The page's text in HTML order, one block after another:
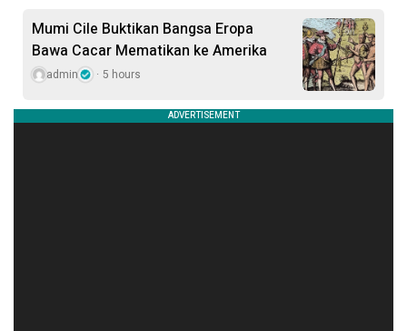
Mumi Cile Buktikan Bangsa Eropa
Bawa Cacar Mematikan ke Amerika
admin 5 hours